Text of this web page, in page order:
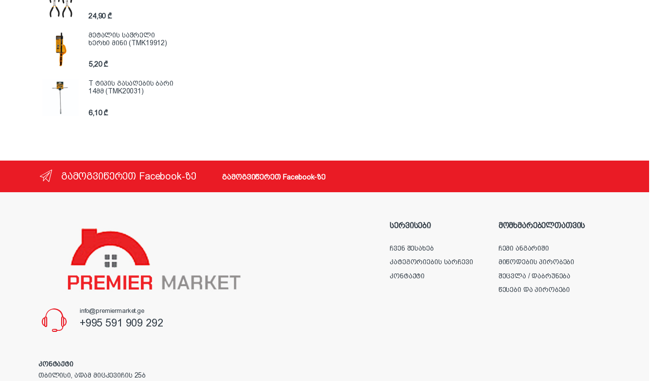
24,90₾
მეტალის საჭრელი
ხერხი მინი (TMK19912)
5,20₾
T ტიპის გასაღების ბარი
14მმ (TMK20031)
6,10₾
გამოგვიწერეთ Facebook-ზე გამოგვიწერეთ Facebook-ზე
info@premiermarket.ge
+995 591 909 292
კონტაქტი
თბილისი, ადამ მიცკევიჩის 25ბ
სერვისები
ჩვენ შესახებ
კატეგორიების სარჩევი
კონტაქტი
მომხმარებელთათვის
ჩემი ანგარიში
მიწოდების პირობები
შეცვლა / დაბრუნება
წესები და პირობები